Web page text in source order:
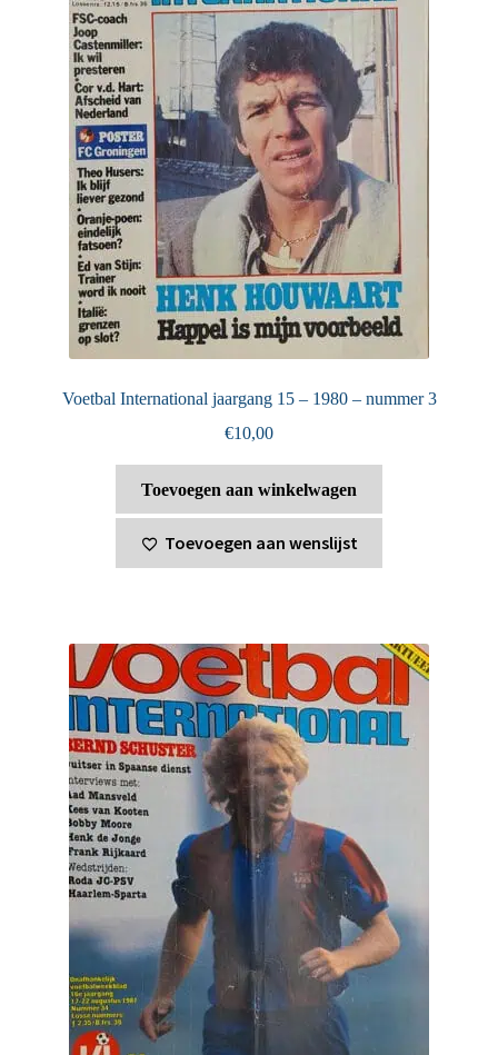
Voetbal International jaargang 15 – 1980 – nummer 3
€10,00
Toevoegen aan winkelwagen
Toevoegen aan wenslijst